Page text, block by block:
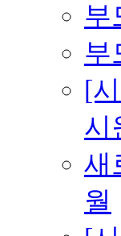
부
부
[
시
새
월